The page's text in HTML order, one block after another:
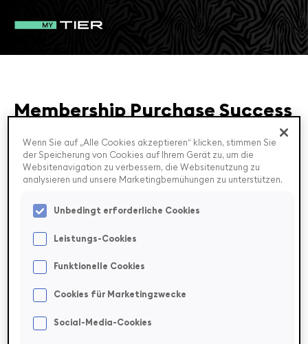
Membership Purchase Success
Congratulations, you've successfully purchased the
membership !
FAQ
Zahlung und Versand
Wenn Sie auf „Alle Cookies akzeptieren“ klicken, stimmen Sie
der Speicherung von Cookies auf Ihrem Gerät zu, um die
Websitenavigation zu verbessern, die Websitenutzung zu
analysieren und unsere Marketingbemühungen zu unterstützen.
Unbedingt erforderliche Cookies
Leistungs-Cookies
Funktionelle Cookies
Cookies für Marketingzwecke
Social-Media-Cookies